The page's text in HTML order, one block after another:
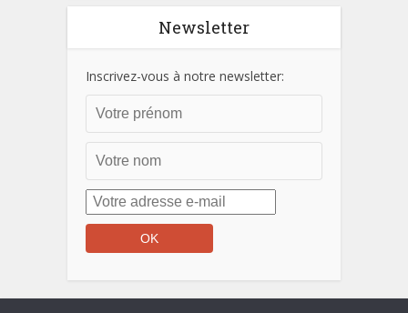
Newsletter
Inscrivez-vous à notre newsletter: